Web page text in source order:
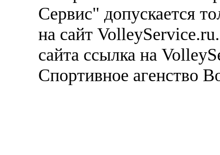
Сервис" допускается
на сайт
сайта ссылка на
Спортивное агенство